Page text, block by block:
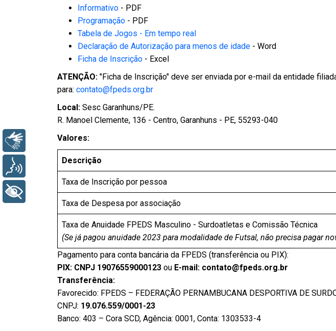
Informativo - PDF
Programação - PDF
Tabela de Jogos - Em tempo real
Declaração de Autorização para menos de idade - Word
Ficha de Inscrição - Excel
ATENÇÃO: "Ficha de Inscrição" deve ser enviada por e-mail da entidade
para: contato@fpeds.org.br
Local: Sesc Garanhuns/PE.
R. Manoel Clemente, 136 - Centro, Garanhuns - PE, 55293-040
Valores:
Descrição
Taxa de Inscrição por pessoa
Taxa de Despesa por associação
Taxa de Anuidade FPEDS Masculino - Surdoatletas e Comissão Técnica
(Se já pagou anuidade 2023 para modalidade de Futsal, não precisa pagar
Pagamento para conta bancária da FPEDS (transferência ou PIX):
PIX: CNPJ 19076559000123 ou E-mail: contato@fpeds.org.br
Transferência:
Favorecido: FPEDS – FEDERAÇÃO PERNAMBUCANA DESPORTIVA DE
CNPJ: 19.076.559/0001-23
Banco: 403 – Cora SCD, Agência: 0001, Conta: 1303533-4
+ Acessibilidade